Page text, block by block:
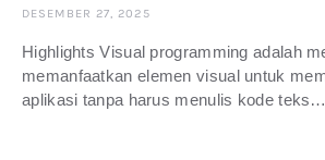
DESEMBER 27, 2025
Highlights Visual programming adalah
memanfaatkan elemen visual untuk
aplikasi tanpa harus menulis kode teks…